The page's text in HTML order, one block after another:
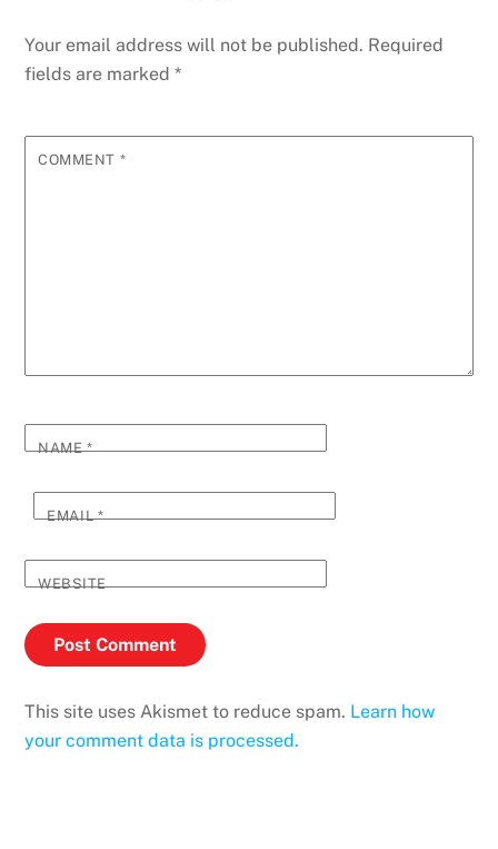
Your email address will not be published. Required
fields are marked*
COMMENT *
NAME*
EMAIL*
WEBSITE
This site uses Akismet to reduce spam. Learn how
your comment data is processed.